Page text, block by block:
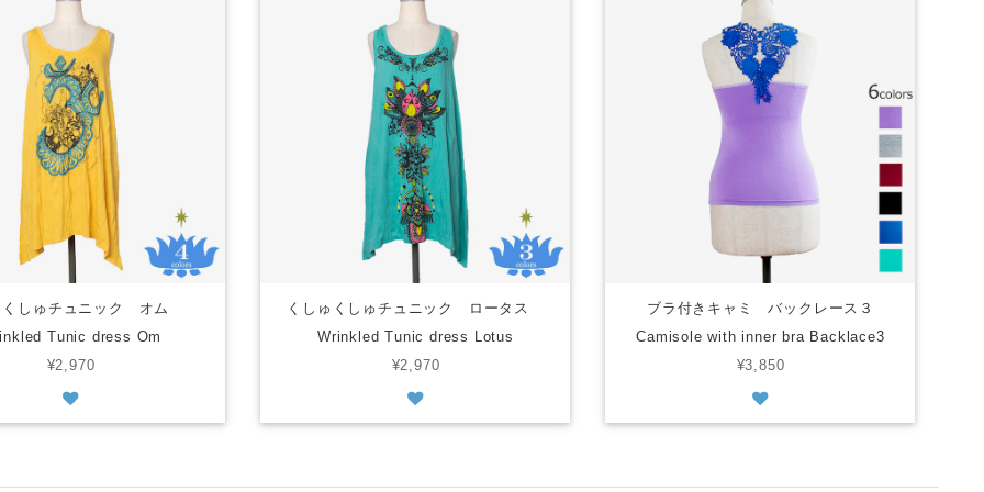
くしゅチュニック オム
Tunic dress Om
¥2,970
くしゅくしゅチュニック ロータス
Wrinkled Tunic dress Lotus
¥2,970
ブラ付きキャミ バックレース３
Camisole with inner bra Backlace3
¥3,850